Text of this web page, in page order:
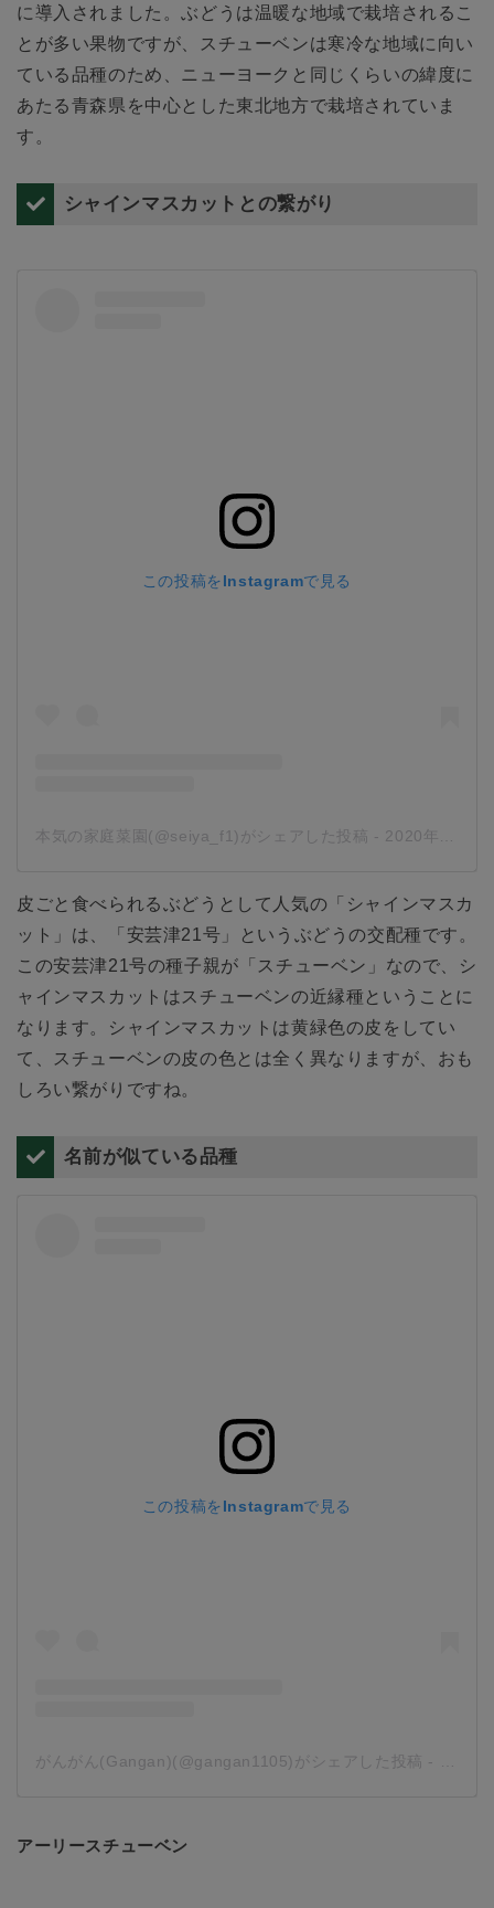
に導入されました。ぶどうは温暖な地域で栽培されるこ
とが多い果物ですが、スチューベンは寒冷な地域に向い
ている品種のため、ニューヨークと同じくらいの緯度に
あたる青森県を中心とした東北地方で栽培されていま
す。
シャインマスカットとの繋がり
この投稿をInstagramで見る
本気の家庭菜園(@seiya_f1)がシェアした投稿 - 2020年 1月月27日午前3時54分PST
皮ごと食べられるぶどうとして人気の「シャインマスカ
ット」は、「安芸津21号」というぶどうの交配種です。
この安芸津21号の種子親が「スチューベン」なので、シ
ャインマスカットはスチューベンの近縁種ということに
なります。シャインマスカットは黄緑色の皮をしてい
て、スチューベンの皮の色とは全く異なりますが、おも
しろい繋がりですね。
名前が似ている品種
この投稿をInstagramで見る
がんがん(Gangan)(@gangan1105)がシェアした投稿 -
アーリースチューベン